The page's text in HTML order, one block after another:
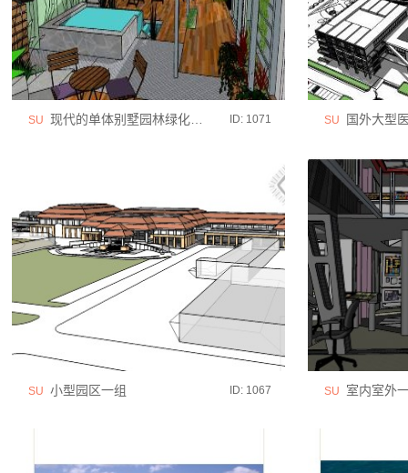
SU 现代的单体别墅园林绿化方案 ID: 1071 SU 国外大型医疗
SU 小型园区一组 ID: 1067 SU 室内室外